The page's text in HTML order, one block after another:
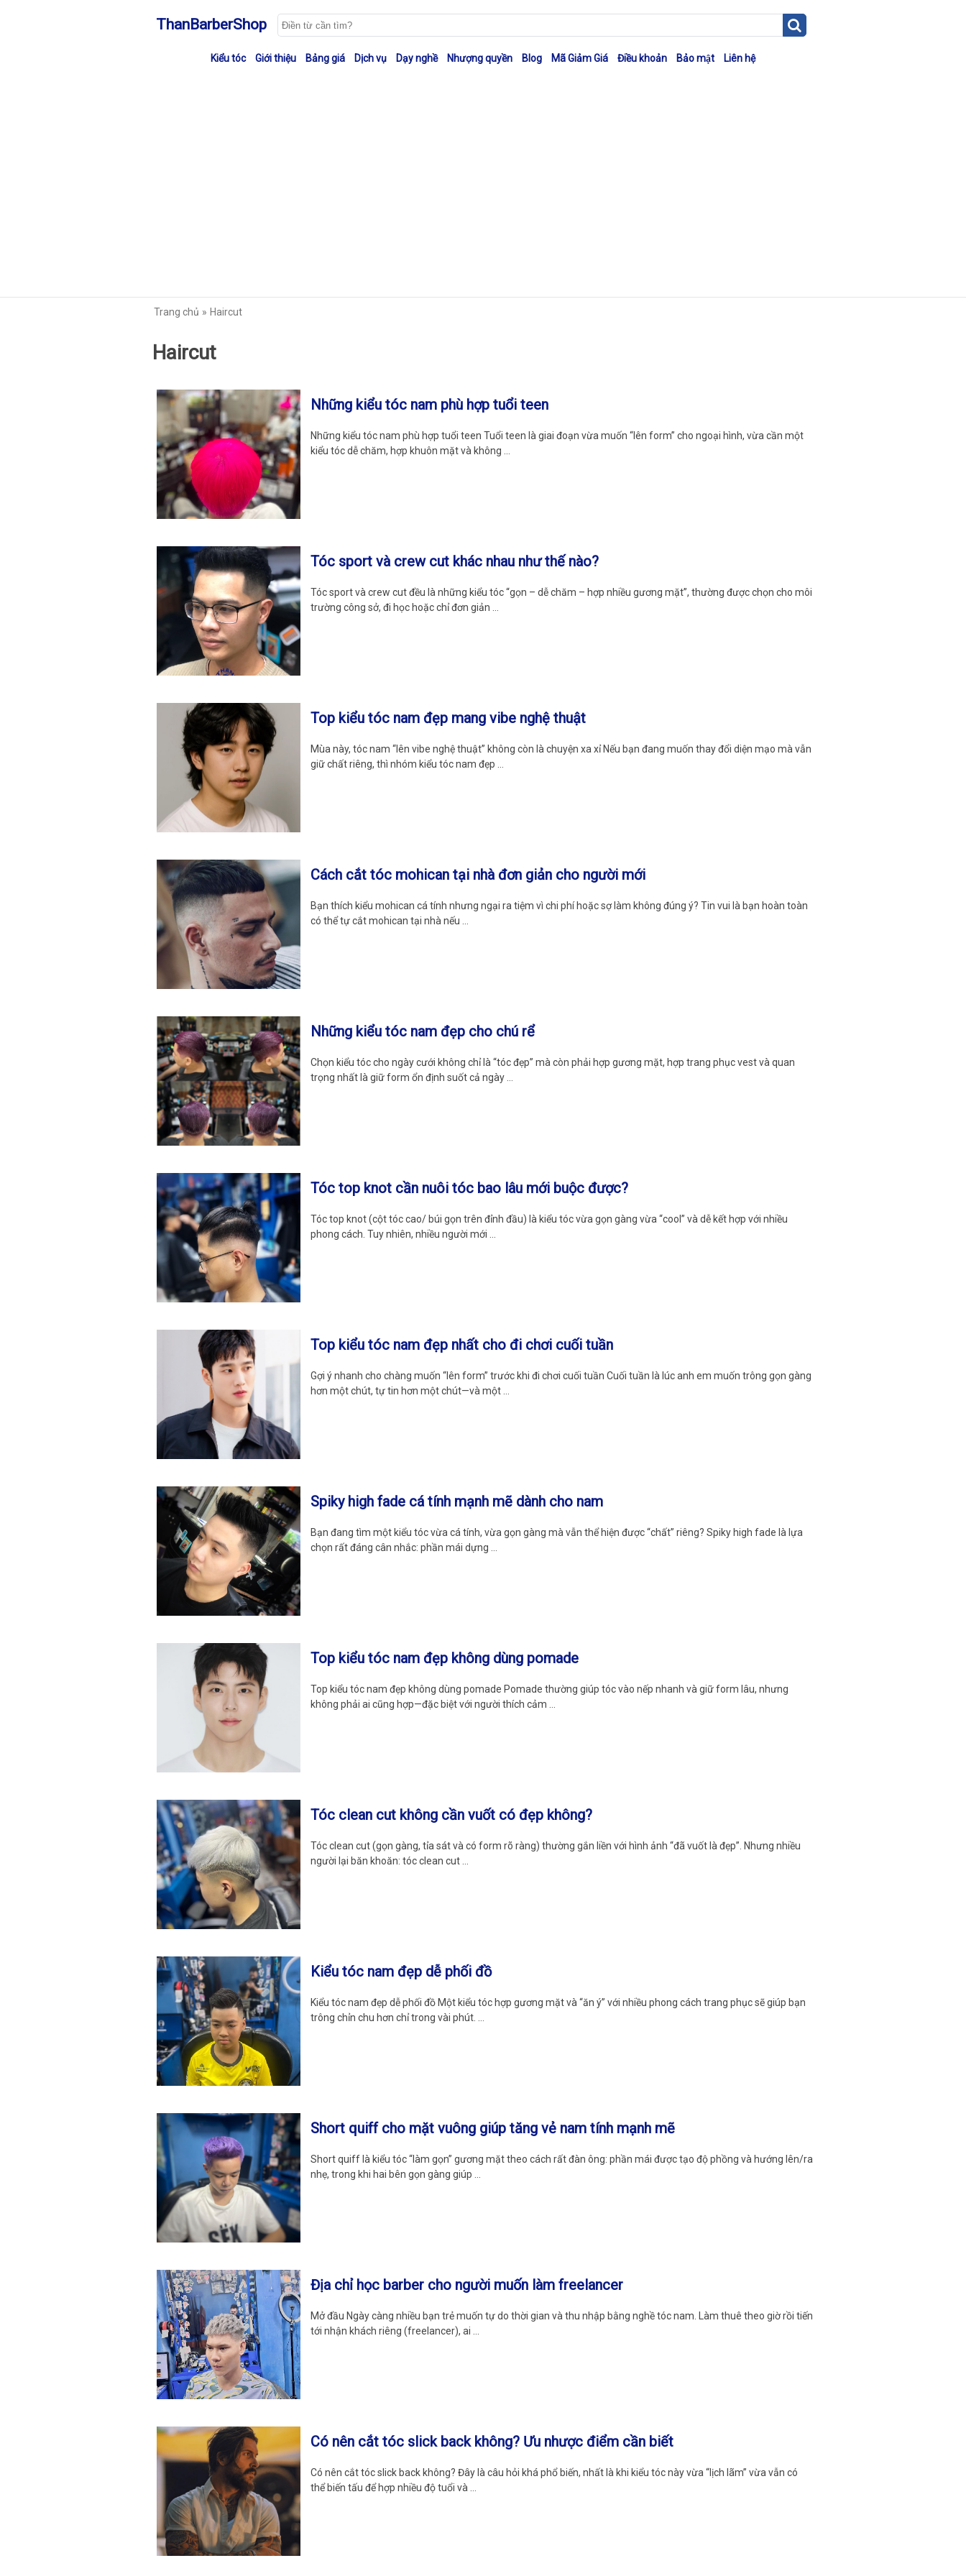
ThanBarberShop
Kiểu tóc Giới thiệu Bảng giá Dịch vụ Dạy nghề Nhượng quyền Blog Mã Giảm Giá Điều khoản Bảo mật Liên hệ
Trang chủ Haircut
Haircut
Những kiểu tóc nam phù hợp tuổi teen
Những kiểu tóc nam phù hợp tuổi teen Tuổi teen là giai đoạn vừa muốn “lên form” cho ngoại hình, vừa cần một
kiểu tóc dễ chăm, hợp khuôn mặt và không …
Tóc sport và crew cut khác nhau như thế nào?
Tóc sport và crew cut đều là những kiểu tóc “gọn – dễ chăm – hợp nhiều gương mặt”, thường được chọn cho môi
trường công sở, đi học hoặc chỉ đơn giản …
Top kiểu tóc nam đẹp mang vibe nghệ thuật
Mùa này, tóc nam “lên vibe nghệ thuật” không còn là chuyện xa xỉ Nếu bạn đang muốn thay đổi diện mạo mà vẫn
giữ chất riêng, thì nhóm kiểu tóc nam đẹp …
Cách cắt tóc mohican tại nhà đơn giản cho người mới
Bạn thích kiểu mohican cá tính nhưng ngại ra tiệm vì chi phí hoặc sợ làm không đúng ý? Tin vui là bạn hoàn toàn
có thể tự cắt mohican tại nhà nếu …
Những kiểu tóc nam đẹp cho chú rể
Chọn kiểu tóc cho ngày cưới không chỉ là “tóc đẹp” mà còn phải hợp gương mặt, hợp trang phục vest và quan
trọng nhất là giữ form ổn định suốt cả ngày …
Tóc top knot cần nuôi tóc bao lâu mới buộc được?
Tóc top knot (cột tóc cao/ búi gọn trên đỉnh đầu) là kiểu tóc vừa gọn gàng vừa “cool” và dễ kết hợp với nhiều
phong cách. Tuy nhiên, nhiều người mới …
Top kiểu tóc nam đẹp nhất cho đi chơi cuối tuần
Gợi ý nhanh cho chàng muốn “lên form” trước khi đi chơi cuối tuần Cuối tuần là lúc anh em muốn trông gọn gàng
hơn một chút, tự tin hơn một chút—và một …
Spiky high fade cá tính mạnh mẽ dành cho nam
Bạn đang tìm một kiểu tóc vừa cá tính, vừa gọn gàng mà vẫn thể hiện được “chất” riêng? Spiky high fade là lựa
chọn rất đáng cân nhắc: phần mái dựng …
Top kiểu tóc nam đẹp không dùng pomade
Top kiểu tóc nam đẹp không dùng pomade Pomade thường giúp tóc vào nếp nhanh và giữ form lâu, nhưng
không phải ai cũng hợp—đặc biệt với người thích cảm …
Tóc clean cut không cần vuốt có đẹp không?
Tóc clean cut (gọn gàng, tỉa sát và có form rõ ràng) thường gắn liền với hình ảnh “đã vuốt là đẹp”. Nhưng nhiều
người lại băn khoăn: tóc clean cut …
Kiểu tóc nam đẹp dễ phối đồ
Kiểu tóc nam đẹp dễ phối đồ Một kiểu tóc hợp gương mặt và “ăn ý” với nhiều phong cách trang phục sẽ giúp bạn
trông chỉn chu hơn chỉ trong vài phút. …
Short quiff cho mặt vuông giúp tăng vẻ nam tính mạnh mẽ
Short quiff là kiểu tóc “làm gọn” gương mặt theo cách rất đàn ông: phần mái được tạo độ phồng và hướng lên/ra
nhẹ, trong khi hai bên gọn gàng giúp …
Địa chỉ học barber cho người muốn làm freelancer
Mở đầu Ngày càng nhiều bạn trẻ muốn tự do thời gian và thu nhập bằng nghề tóc nam. Làm thuê theo giờ rồi tiến
tới nhận khách riêng (freelancer), ai …
Có nên cắt tóc slick back không? Ưu nhược điểm cần biết
Có nên cắt tóc slick back không? Đây là câu hỏi khá phổ biến, nhất là khi kiểu tóc này vừa “lịch lãm” vừa vẫn có
thể biến tấu để hợp nhiều độ tuổi và …